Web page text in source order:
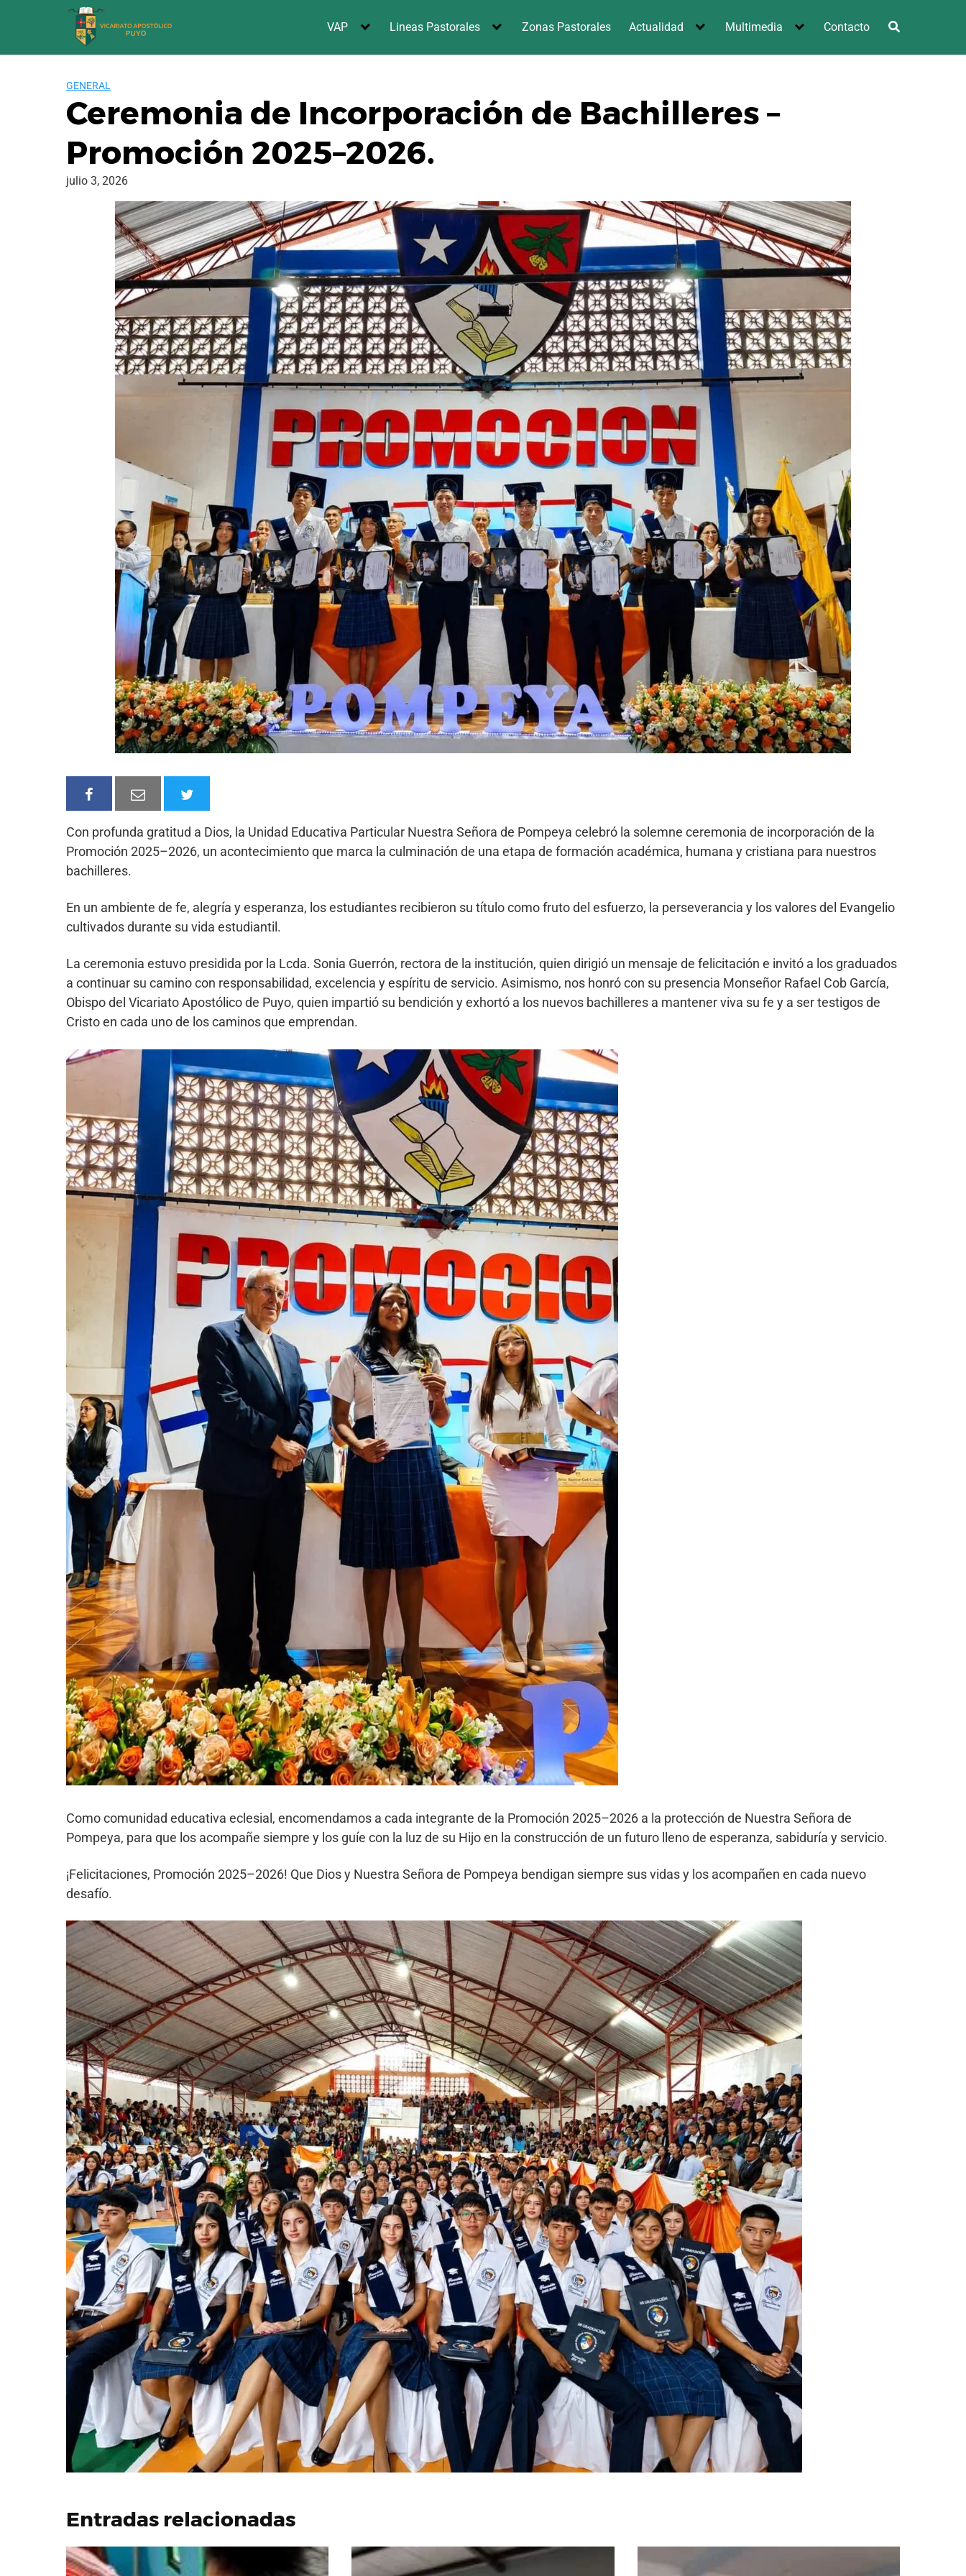
VAP Lineas Pastorales Zonas Pastorales Actualidad Multimedia Contacto
GENERAL
Ceremonia de Incorporación de Bachilleres –
Promoción 2025–2026.
julio 3, 2026
Con profunda gratitud a Dios, la Unidad Educativa Particular Nuestra Señora de Pompeya celebró la solemne ceremonia de incorporación de la
Promoción 2025–2026, un acontecimiento que marca la culminación de una etapa de formación académica, humana y cristiana para nuestros
bachilleres.
En un ambiente de fe, alegría y esperanza, los estudiantes recibieron su título como fruto del esfuerzo, la perseverancia y los valores del Evangelio
cultivados durante su vida estudiantil.
La ceremonia estuvo presidida por la Lcda. Sonia Guerrón, rectora de la institución, quien dirigió un mensaje de felicitación e invitó a los graduados
a continuar su camino con responsabilidad, excelencia y espíritu de servicio. Asimismo, nos honró con su presencia Monseñor Rafael Cob García,
Obispo del Vicariato Apostólico de Puyo, quien impartió su bendición y exhortó a los nuevos bachilleres a mantener viva su fe y a ser testigos de
Cristo en cada uno de los caminos que emprendan.
Como comunidad educativa eclesial, encomendamos a cada integrante de la Promoción 2025–2026 a la protección de Nuestra Señora de
Pompeya, para que los acompañe siempre y los guíe con la luz de su Hijo en la construcción de un futuro lleno de esperanza, sabiduría y servicio.
¡Felicitaciones, Promoción 2025–2026! Que Dios y Nuestra Señora de Pompeya bendigan siempre sus vidas y los acompañen en cada nuevo
desafío.
Entradas relacionadas